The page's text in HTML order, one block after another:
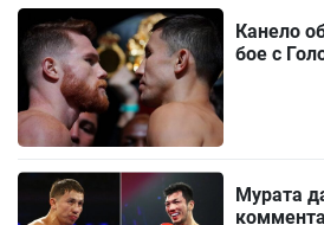
Канело
бое с
Мурата